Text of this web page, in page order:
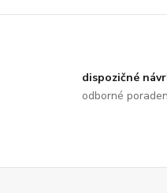
dispozičné
odborné